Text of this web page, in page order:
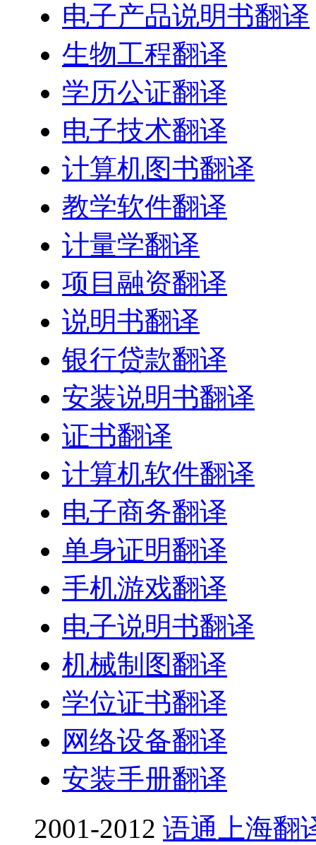
电子产品说明书翻译
生物工程翻译
学历公证翻译
电子技术翻译
计算机图书翻译
教学软件翻译
计量学翻译
项目融资翻译
说明书翻译
银行贷款翻译
安装说明书翻译
证书翻译
计算机软件翻译
电子商务翻译
单身证明翻译
手机游戏翻译
电子说明书翻译
机械制图翻译
学位证书翻译
网络设备翻译
安装手册翻译
2001-2012 语通上海翻